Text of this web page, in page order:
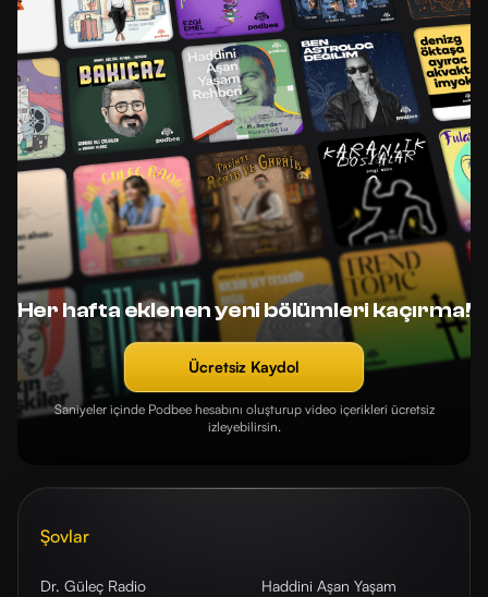
Her hafta eklenen yeni bölümleri kaçırma!
Ücretsiz Kaydol
Saniyeler içinde Podbee hesabını oluşturup video içerikleri ücretsiz
izleyebilirsin.
Şovlar
Dr. Güleç Radio
Haddini Aşan Yaşam